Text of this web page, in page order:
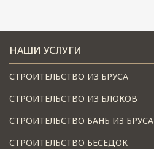
НАШИ УСЛУГИ
СТРОИТЕЛЬСТВО ИЗ БРУСА
СТРОИТЕЛЬСТВО ИЗ БЛОКОВ
СТРОИТЕЛЬСТВО БАНЬ ИЗ БРУСА
СТРОИТЕЛЬСТВО БЕСЕДОК